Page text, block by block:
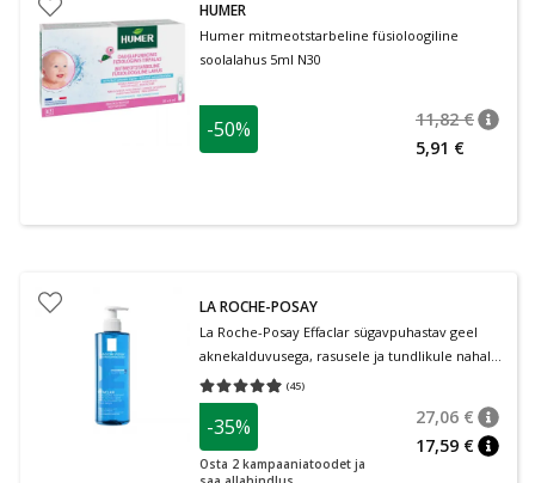
HUMER
Humer mitmeotstarbeline füsioloogiline
soolalahus 5ml N30
-50% 11,82 €
5,91 €
LA ROCHE-POSAY
La Roche-Posay Effaclar sügavpuhastav geel
aknekalduvusega, rasusele ja tundlikule nahale
400 ml
(45)
Keskmine hinnang 4.93
-35%
Osta 2 kampaaniatoodet ja
27,06 €
17,59 €